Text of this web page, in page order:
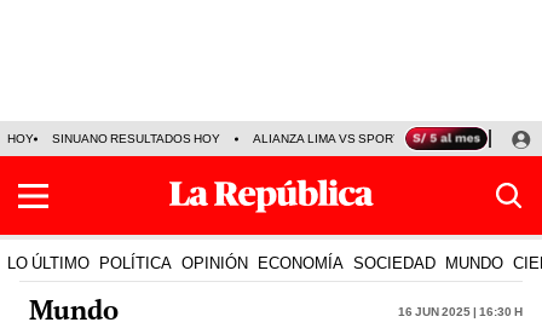
HOY SINUANO RESULTADOS HOY ALIANZA LIMA VS SPORT BOYS JORGE
LO ÚLTIMO POLÍTICA OPINIÓN ECONOMÍA SOCIEDAD MUNDO
Mundo 16 Jun 2025 | 16:30 h